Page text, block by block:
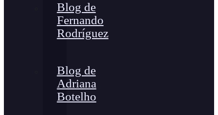
Blog de
Fernando
Rodríguez
Blog de
Adriana
Botelho